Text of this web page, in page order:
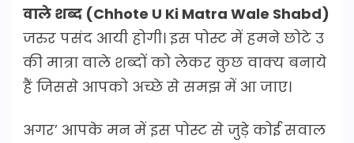
वाले शब्द (Chhote U Ki Matra Wale Shabd)
जरुर पसंद आयी होगी। इस पोस्ट में हमने छोटे उ
की मात्रा वाले शब्दों को लेकर कुछ वाक्य बनाये
हैं जिससे आपको अच्छे से समझ में आ जाए।
अगर’ आपके मन में इस पोस्ट से जुड़े कोई सवाल